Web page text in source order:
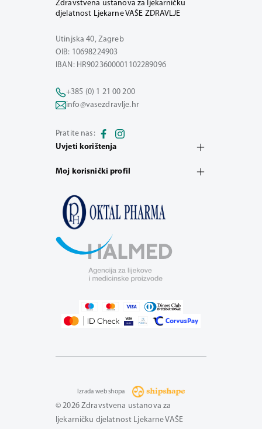
Zdravstvena ustanova za ljekarničku
djelatnost Ljekarne VAŠE ZDRAVLJE
Utinjska 40, Zagreb
OIB: 10698224903
IBAN: HR9023600001102289096
+385 (0) 1 21 00 200
info@vasezdravlje.hr
Pratite nas:
Uvjeti korištenja
Moj korisnički profil
© 2026 Zdravstvena ustanova za
ljekarničku djelatnost Ljekarne VAŠE
Izrada web shopa